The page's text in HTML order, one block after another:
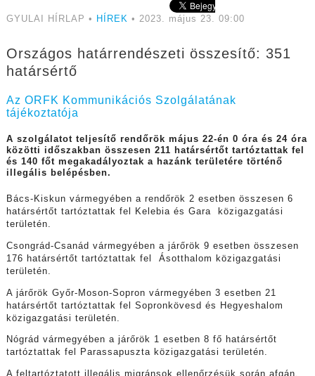
GYULAI HÍRLAP • HÍREK • 2023. május 23. 09:00
Országos határrendészeti összesítő: 351
határsértő
Az ORFK Kommunikációs Szolgálatának
tájékoztatója
A szolgálatot teljesítő rendőrök május 22-én 0 óra és 24 óra
közötti időszakban összesen 211 határsértőt tartóztattak fel
és 140 főt megakadályoztak a hazánk területére történő
illegális belépésben.
Bács-Kiskun vármegyében a rendőrök 2 esetben összesen 6
határsértőt tartóztattak fel Kelebia és Gara közigazgatási
területén.
Csongrád-Csanád vármegyében a járőrök 9 esetben összesen
176 határsértőt tartóztattak fel Ásotthalom közigazgatási
területén.
A járőrök Győr-Moson-Sopron vármegyében 3 esetben 21
határsértőt tartóztattak fel Sopronkövesd és Hegyeshalom
közigazgatási területén.
Nógrád vármegyében a járőrök 1 esetben 8 fő határsértőt
tartóztattak fel Parassapuszta közigazgatási területén.
A feltartóztatott illegális migránsok ellenőrzésük során afgán,